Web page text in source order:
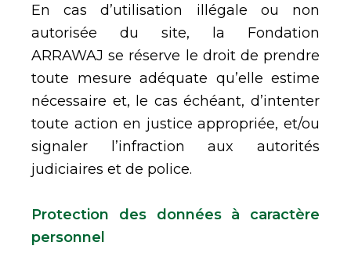
En cas d’utilisation illégale ou non
autorisée du site, la Fondation
ARRAWAJ se réserve le droit de prendre
toute mesure adéquate qu’elle estime
nécessaire et, le cas échéant, d’intenter
toute action en justice appropriée, et/ou
signaler l’infraction aux autorités
judiciaires et de police.
Protection des données à caractère
personnel